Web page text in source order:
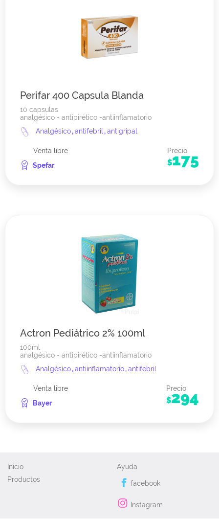
Perifar 400 Capsula Blanda
10 capsulas
analgésico - antipirético -antiinflamatorio
Analgésico,antifebril,antigripal
Venta libre
Spefar
Precio
$175
Actron Pediátrico 2% 100ml
100ml
analgésico - antipirético -antiinflamatorio
Analgésico,antiinflamatorio,antifebril
Venta libre
Bayer
Precio
$294
Inicio
Productos
Ayuda
facebook
Instagram